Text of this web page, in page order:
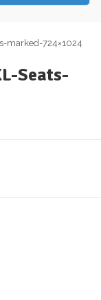
marked-724×1024
Seats-